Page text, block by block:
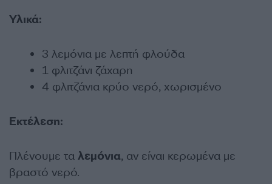
Υλικά:
3 λεμόνια με λεπτή φλούδα
1 φλιτζάνι ζάχαρη
4 φλιτζάνια κρύο νερό, χωρισμένο
Εκτέλεση:
Πλένουμε τα λεμόνια, αν είναι κερωμένα με
βραστό νερό.